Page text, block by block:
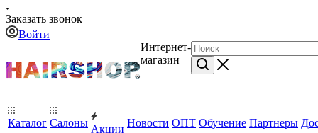
Заказать звонок
Войти
Интернет-
магазин
Каталог Салоны
Акции
Новости ОПТ Обучение Партнеры